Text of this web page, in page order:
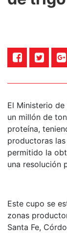
El Ministerio
un millón de
proteína,
productoras
permitido la
una resolución
Este cupo se
zonas
Santa Fe,